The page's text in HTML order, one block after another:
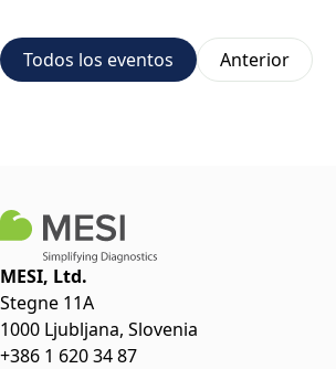
Todos los eventos Anterior
MESI, Ltd.
Stegne 11A
1000 Ljubljana, Slovenia
+386 1 620 34 87